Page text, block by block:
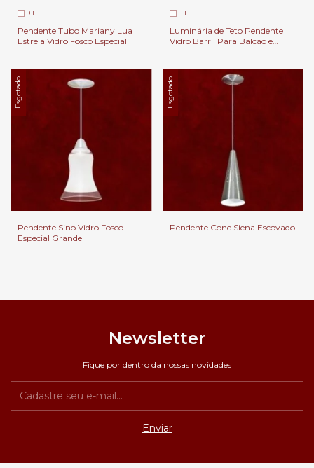
+1
Pendente Tubo Mariany Lua
Estrela Vidro Fosco Especial
+1
Luminária de Teto Pendente
Vidro Barril Para Balcão e
Esgotado
Pendente Sino Vidro Fosco
Especial Grande
Esgotado
Pendente Cone Siena Escovado
Newsletter
Fique por dentro da nossas novidades